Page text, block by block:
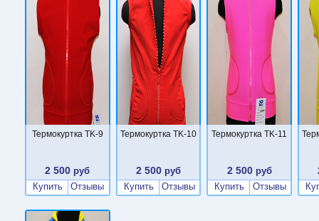
Термокуртка TK-9
2 500 руб
Купить
Отзывы
Термокуртка TK-10
2 500 руб
Купить
Отзывы
Термокуртка TK-11
2 500руб
Купить
Отзывы